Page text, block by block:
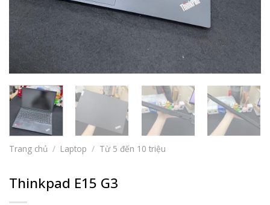
Trang chủ / Laptop / Từ 5 đến 10 triệu
Thinkpad E15 G3